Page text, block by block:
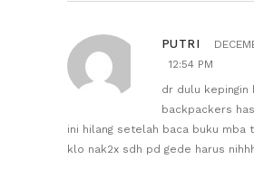
PUTRI
12:54 PM
dr dulu kepingin
backpackers
ini hilang setelah baca buku mba
klo nak2x sdh pd gede harus